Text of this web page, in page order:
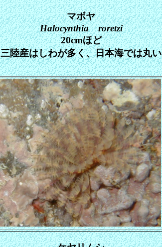
マボヤ
Halocynthia roretzi
20cmほど
三陸産はしわが多く、日本海では丸い